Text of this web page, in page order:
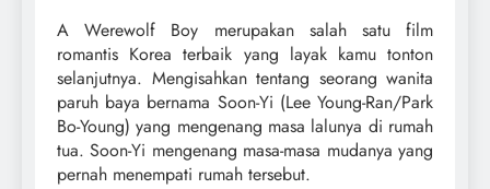
A Werewolf Boy merupakan salah satu film
romantis Korea terbaik yang layak kamu tonton
selanjutnya. Mengisahkan tentang seorang wanita
paruh baya bernama Soon-Yi (Lee Young-Ran/Park
Bo-Young) yang mengenang masa lalunya di rumah
tua. Soon-Yi mengenang masa-masa mudanya yang
pernah menempati rumah tersebut.